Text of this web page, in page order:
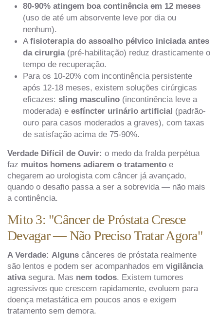
80-90% atingem boa continência em 12 meses
(uso de até um absorvente leve por dia ou
nenhum).
A fisioterapia do assoalho pélvico iniciada antes
da cirurgia(pré-habilitação) reduz drasticamente o
tempo de recuperação.
Para os 10-20% com incontinência persistente
após 12-18 meses, existem soluções cirúrgicas
eficazes: sling masculino (incontinência leve a
moderada) e esfíncter urinário artificial (padrão-
ouro para casos moderados a graves), com taxas
de satisfação acima de 75-90%.
Verdade Difícil de Ouvir: o medo da fralda perpétua
faz muitos homens adiarem o tratamento e
chegarem ao urologista com câncer já avançado,
quando o desafio passa a ser a sobrevida — não mais
a continência.
Mito 3: "Câncer de Próstata Cresce
Devagar — Não Preciso Tratar Agora"
A Verdade: Alguns cânceres de próstata realmente
são lentos e podem ser acompanhados em vigilância
ativasegura. Mas nem todos. Existem tumores
agressivos que crescem rapidamente, evoluem para
doença metastática em poucos anos e exigem
tratamento sem demora.